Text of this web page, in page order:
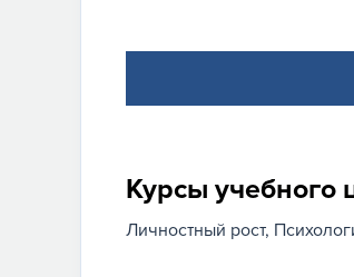
Курсы учебного
Личностный рост